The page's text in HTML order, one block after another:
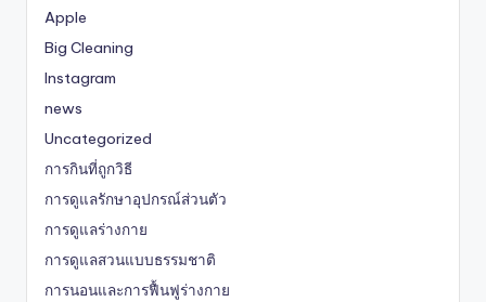
Apple
Big Cleaning
Instagram
news
Uncategorized
การกินที่ถูกวิธี
การดูแลรักษาอุปกรณ์ส่วนตัว
การดูแลร่างกาย
การดูแลสวนแบบธรรมชาติ
การนอนและการฟื้นฟูร่างกาย